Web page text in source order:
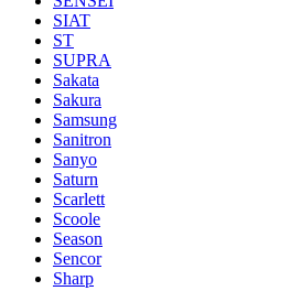
SIAT
ST
SUPRA
Sakata
Sakura
Samsung
Sanitron
Sanyo
Saturn
Scarlett
Scoole
Season
Sencor
Sharp